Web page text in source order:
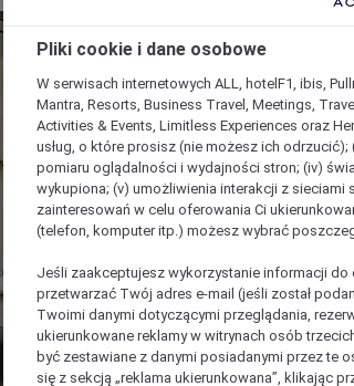
Pliki cookie i dane osobowe
W serwisach internetowych ALL, hotelF1, ibis,
Mantra, Resorts, Business Travel, Meetings,
Activities & Events, Limitless Experiences oraz
usług, o które prosisz (nie możesz ich
pomiaru oglądalności i wydajności stron; (iv)
wykupiona; (v) umożliwienia interakcji z
zainteresowań w celu oferowania Ci
(telefon, komputer itp.) możesz wybrać
Jeśli zaakceptujesz wykorzystanie informacji
przetwarzać Twój adres e-mail (jeśli został
Twoimi danymi dotyczącymi przeglądania,
ukierunkowane reklamy w witrynach osób
być zestawiane z danymi posiadanymi przez te
się z sekcją „reklama ukierunkowana”, klikając